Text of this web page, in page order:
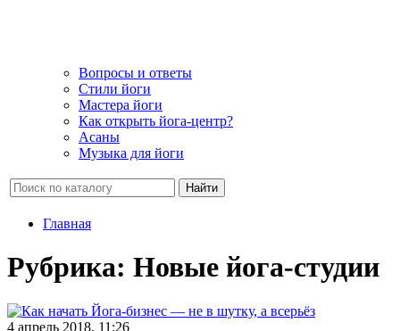
Вопросы и ответы
Стили йоги
Мастера йоги
Как открыть йога-центр?
Асаны
Музыка для йоги
Найти
Главная
Рубрика: Новые йога-студии
4 апрель 2018, 11:26